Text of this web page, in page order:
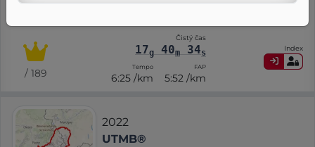
+ 6 200 m
/ 189
Čistý čas
17g40m34s
Tempo
6:25 /km
FAP
5:52 /km
Index
2022
UTMB®